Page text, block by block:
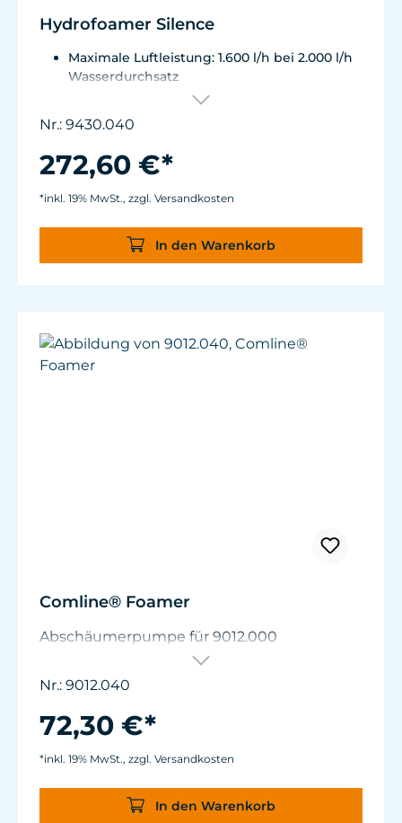
Hydrofoamer Silence
Maximale Luftleistung: 1.600 l/h bei 2.000 l/h
Wasserdurchsatz
Energieverbrauch: 24 W (32 W) bei 1.600 l/h
Pumpenausgang mit 3/4" GAS Gewinde
Pumpengehäuse mit Schlitzkörper und
Schalldämpfer Pumpenantrieb: Rotor mit
Vollkeramik gelagert
Ausgestattet mit Muffe und Schalldämpfer.
Netzanschluß: 230V/50Hz (115V/60Hz)Kabel 2
m
Nr.: 9430.040
272,60 €*
*inkl. 19% MwSt., zzgl. Versandkosten
In den Warenkorb
Comline® Foamer
Abschäumerpumpe für 9012.000
Nr.: 9012.040
72,30 €*
*inkl. 19% MwSt., zzgl. Versandkosten
In den Warenkorb